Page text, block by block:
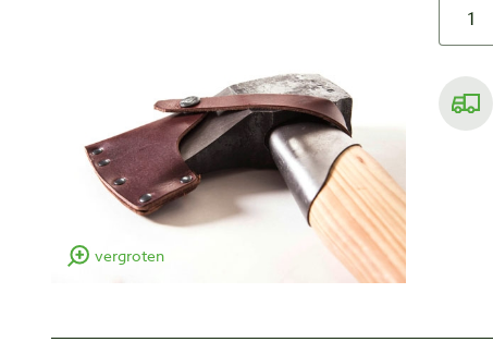
vergroten